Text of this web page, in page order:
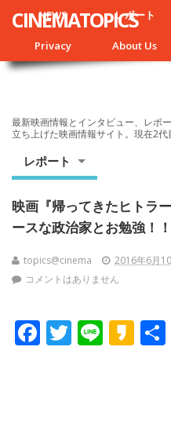
NEWS レポート
Privacy About Us
CINEMATOPICS
最新映画情報とインタビュー、レポ
立ち上げた映画情報サイト。現在2代
レポート
映画『帰ってきたヒトラ
ースな政治家とお勉強！！
topics@cinema 2016年6月
コメントはありません
F T Li K